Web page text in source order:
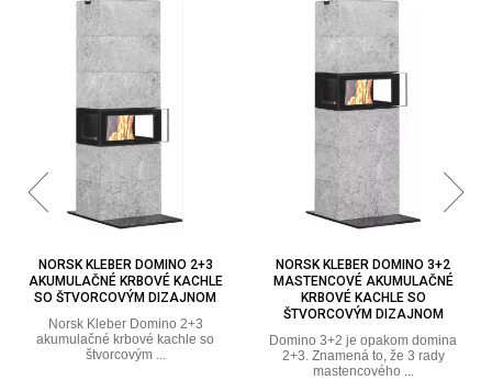
NORSK KLEBER DOMINO 2+3
AKUMULAČNÉ KRBOVÉ KACHLE
SO ŠTVORCOVÝM DIZAJNOM
Norsk Kleber Domino 2+3
akumulačné krbové kachle so
štvorcovým ...
NORSK KLEBER DOMINO 3+2
MASTENCOVÉ AKUMULAČNÉ
KRBOVÉ KACHLE SO
ŠTVORCOVÝM DIZAJNOM
Domino 3+2 je opakom domina
2+3. Znamená to, že 3 rady
mastencového ...